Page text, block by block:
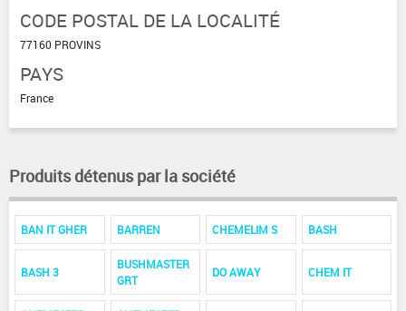
CODE POSTAL DE LA LOCALITÉ
77160 PROVINS
PAYS
France
Produits détenus par la société
BAN IT GHER BARREN CHEMELIM S BASH
BASH 3
BUSHMASTER
GRT
DO AWAY CHEM IT